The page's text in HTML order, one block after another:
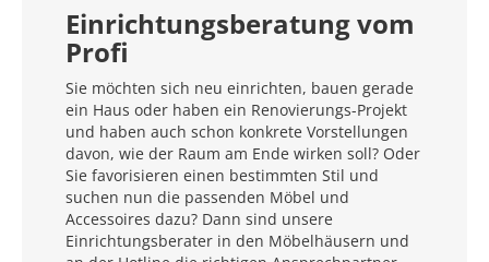
Einrichtungsberatung vom
Profi
Sie möchten sich neu einrichten, bauen gerade
ein Haus oder haben ein Renovierungs-Projekt
und haben auch schon konkrete Vorstellungen
davon, wie der Raum am Ende wirken soll? Oder
Sie favorisieren einen bestimmten Stil und
suchen nun die passenden Möbel und
Accessoires dazu? Dann sind unsere
Einrichtungsberater in den Möbelhäusern und